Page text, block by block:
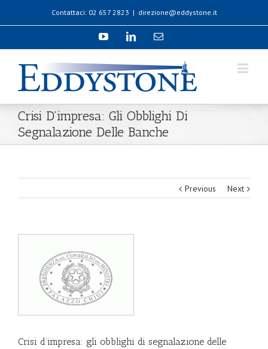
Contattaci: 02 657 2823 | direzione@eddystone.it
Crisi D’impresa: Gli Obblighi Di
Segnalazione Delle Banche
Previous Next
Crisi d’impresa: gli obblighi di segnalazione delle